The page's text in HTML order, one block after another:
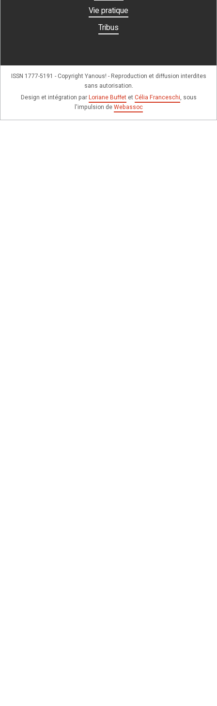
Vie pratique
Tribus
ISSN 1777-5191 - Copyright Yanous! - Reproduction et diffusion interdites
sans autorisation.
Design et intégration parLoriane Buffetet Célia Franceschi, sous
l'impulsion deWebassoc